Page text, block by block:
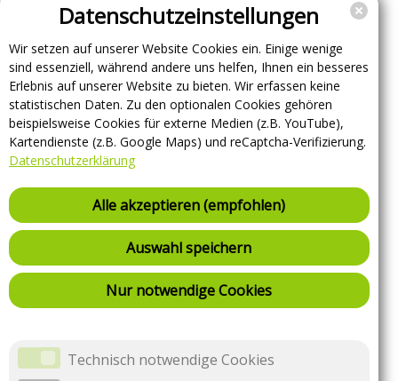
Hier beantragen →
Einfach. Elektrisch. Geladen.
Datenschutzeinstellungen
Wir setzen auf unserer Website Cookies ein. Einige wenige
sind essenziell, während andere uns helfen, Ihnen ein besseres
Erlebnis auf unserer Website zu bieten. Wir erfassen keine
statistischen Daten. Zu den optionalen Cookies gehören
beispielsweise Cookies für externe Medien (z.B. YouTube),
Kartendienste (z.B. Google Maps) und reCaptcha-Verifizierung.
Datenschutzerklärung
Alle akzeptieren (empfohlen)
Auswahl speichern
Nur notwendige Cookies
Technisch notwendige Cookies